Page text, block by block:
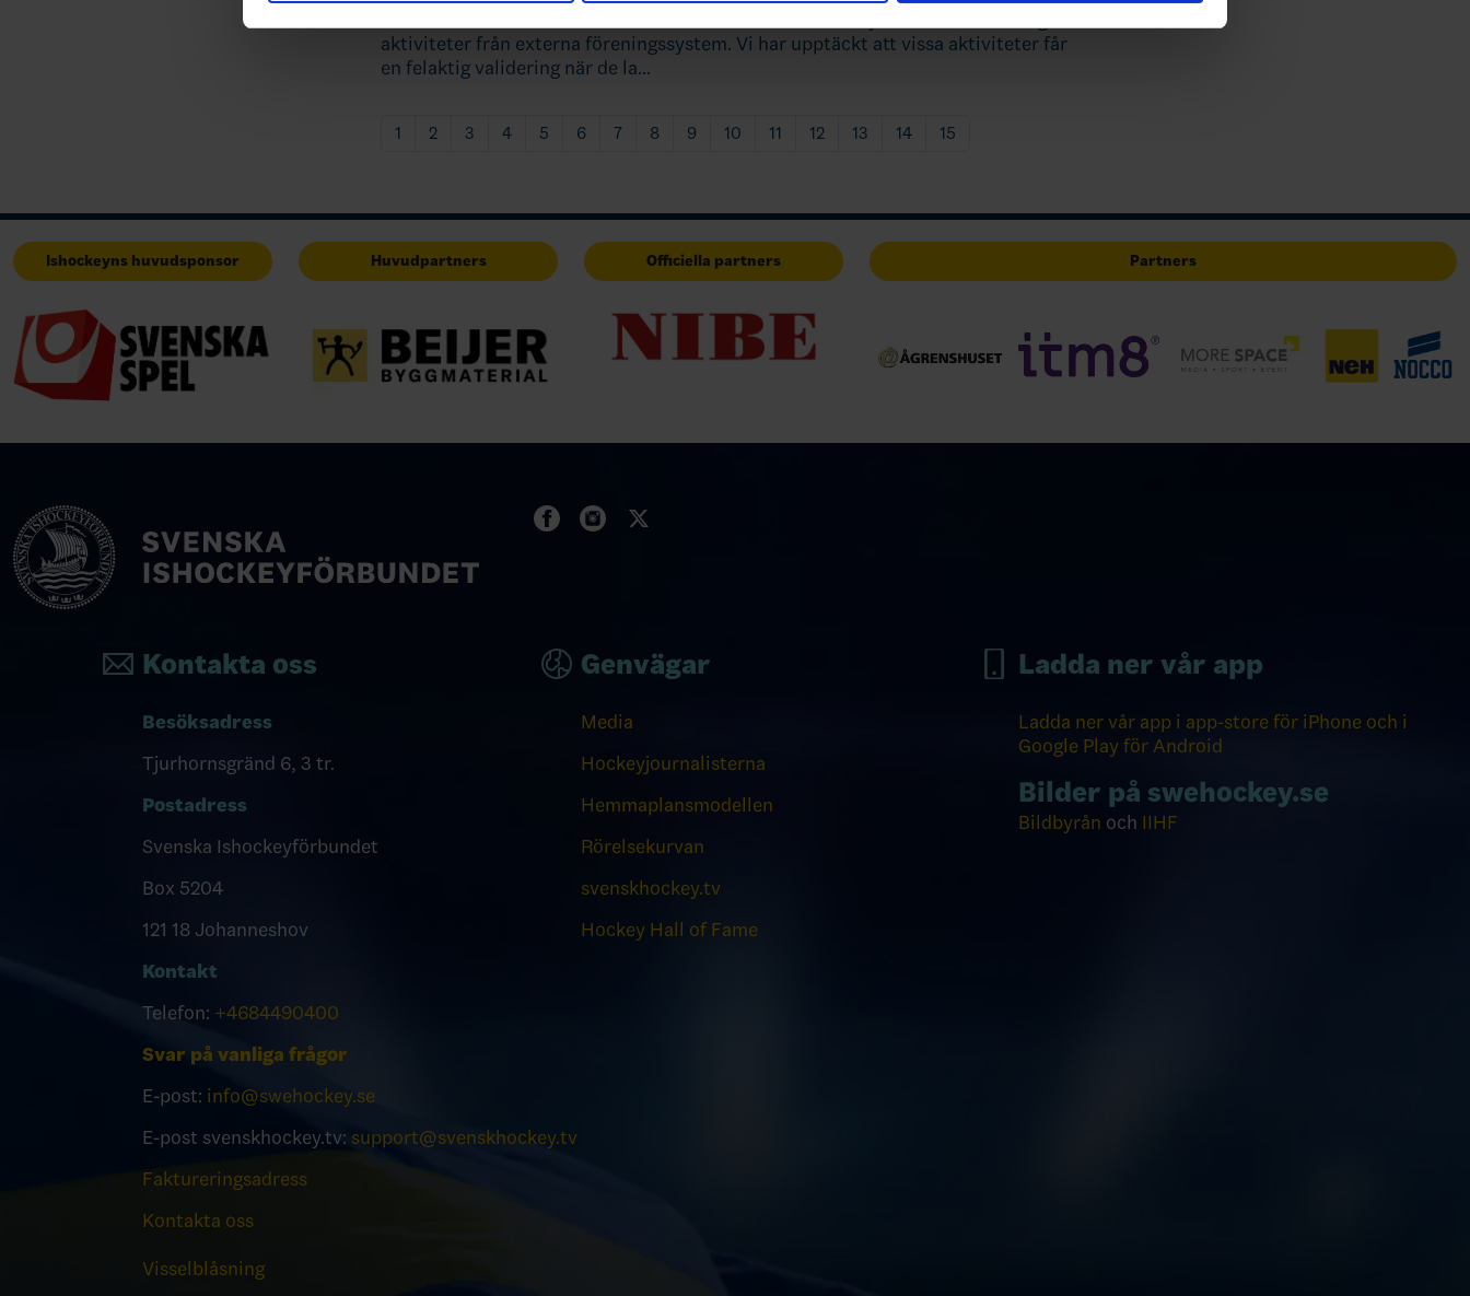
aktiviteter från externa föreningssystem. Vi har upptäckt att vissa aktiviteter får
en felaktig validering när de la…
1 2 3 4 5 6 7 8 9 10 11 12 13 14 15
Ishockeyns huvudsponsor Huvudpartners Officiella partners Partners
Kontakta oss
Besöksadress
Tjurhornsgränd 6, 3 tr.
Postadress
Svenska Ishockeyförbundet
Box 5204
121 18 Johanneshov
Kontakt
Telefon: +4684490400
Svar på vanliga frågor
E-post: info@swehockey.se
E-post svenskhockey.tv: support@svenskhockey.tv
Faktureringsadress
Kontakta oss
Visselblåsning
Genvägar
Media
Hockeyjournalisterna
Hemmaplansmodellen
Rörelsekurvan
svenskhockey.tv
Hockey Hall of Fame
Ladda ner vår app
Ladda ner vår app i app-store för iPhone och i
Google Play för Android
Bilder på swehockey.se
Bildbyrån och IIHF